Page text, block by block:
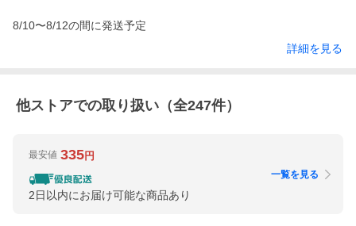
8/10〜8/12の間に発送予定
詳細を見る
他ストアでの取り扱い（全247件）
最安値 335円
2日以内にお届け可能な商品あり
一覧を見る